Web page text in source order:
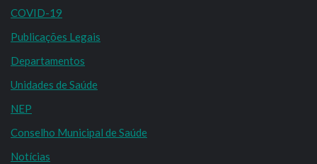
COVID-19
Publicações Legais
Departamentos
Unidades de Saúde
NEP
Conselho Municipal de Saúde
Notícias